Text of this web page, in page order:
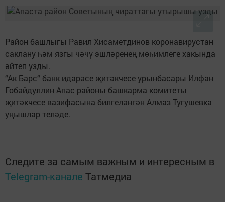
Район башлыгы Равил Хисаметдинов коронавирустан
саклану һәм язгы чәчү эшләренең мөһимлеге хакында
әйтеп узды.
“Ак Барс“ банк идарәсе җитәкчесе урынбасары Илфан
Гобәйдуллин Апас районы башкарма комитеты
җитәкчесе вазифасына билгеләнгән Алмаз Тугушевка
уңышлар теләде.
Следите за самым важным и интересным в
Telegram-канале Татмедиа